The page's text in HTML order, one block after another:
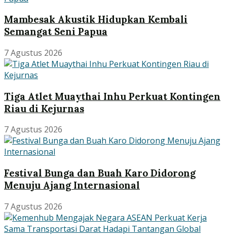
Mambesak Akustik Hidupkan Kembali
Semangat Seni Papua
7 Agustus 2026
Tiga Atlet Muaythai Inhu Perkuat Kontingen
Riau di Kejurnas
7 Agustus 2026
Festival Bunga dan Buah Karo Didorong
Menuju Ajang Internasional
7 Agustus 2026